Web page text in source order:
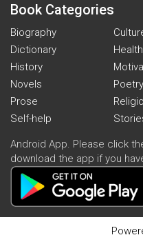
Book Categories
Biography
Dictionary
Health
History
Novels
Poetry
Prose
Self-help
Android App. Please click
download the app if you